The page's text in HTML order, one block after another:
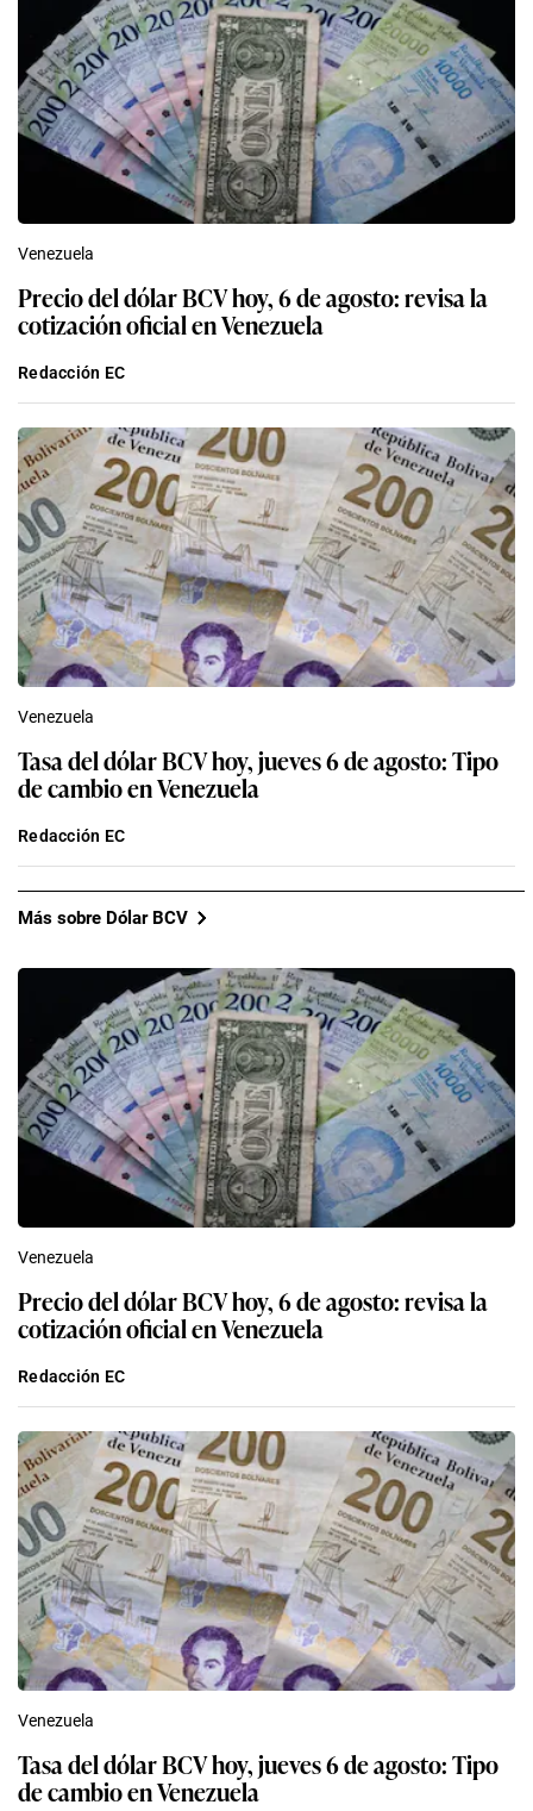
Venezuela
Precio del dólar BCV hoy, 6 de agosto: revisa la
cotización oficial en Venezuela
Redacción EC
Venezuela
Tasa del dólar BCV hoy, jueves 6 de agosto: Tipo
de cambio en Venezuela
Redacción EC
Más sobre Dólar BCV
Venezuela
Precio del dólar BCV hoy, 6 de agosto: revisa la
cotización oficial en Venezuela
Redacción EC
Venezuela
Tasa del dólar BCV hoy, jueves 6 de agosto: Tipo
de cambio en Venezuela